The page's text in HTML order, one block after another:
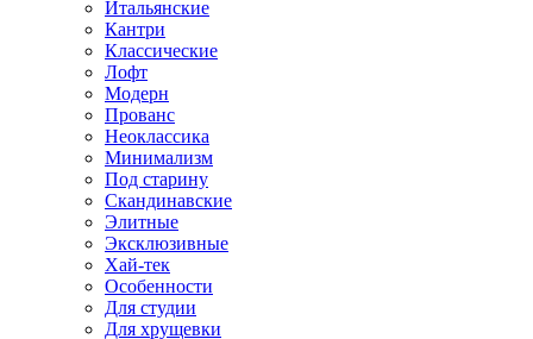
Итальянские
Кантри
Классические
Лофт
Модерн
Прованс
Неоклассика
Минимализм
Под старину
Скандинавские
Элитные
Эксклюзивные
Хай-тек
Особенности
Для студии
Для хрущевки